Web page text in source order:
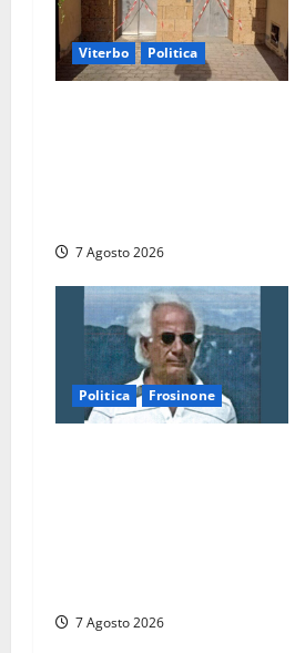
Viterbo Politica
7 Agosto 2026
Politica Frosinone
7 Agosto 2026